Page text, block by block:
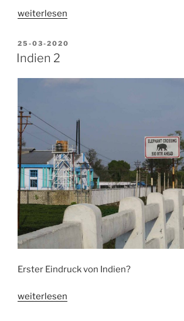
„Australien,
Port
Macquarie“
weiterlesen
VERÖFFENTLICHT
AM
25-03-2020
Indien 2
Erster Eindruck von Indien?
„Indien
weiterlesen